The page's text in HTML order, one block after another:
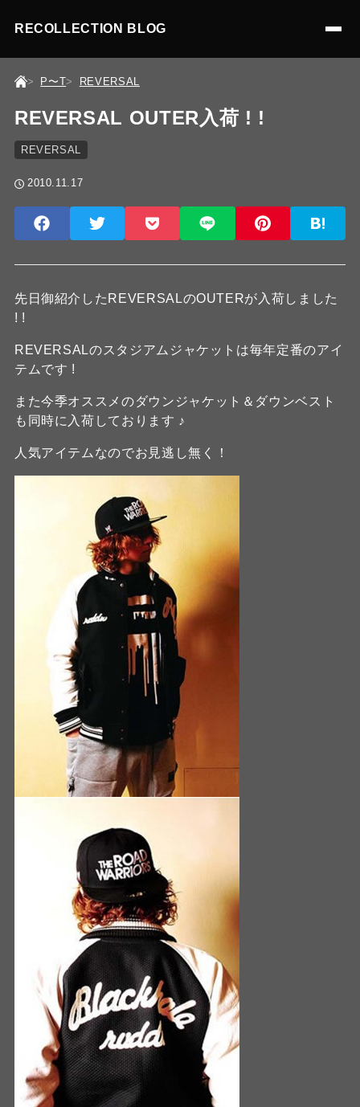
RECOLLECTION BLOG
P〜T REVERSAL
REVERSAL OUTER入荷 ! !
REVERSAL
2010.11.17
先日御紹介したREVERSALのOUTERが入荷しました
! !
REVERSALのスタジアムジャケットは毎年定番のアイ
テムです !
また今季オススメのダウンジャケット＆ダウンベスト
も同時に入荷しております ♪
人気アイテムなのでお見逃し無く！